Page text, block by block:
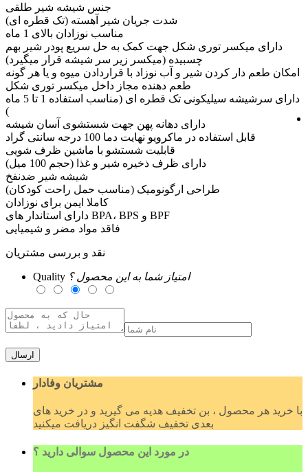
جنس شیشه شیر طلقی
شدت جریان شیر آهسته (تک قطره ای)
مناسب نوزادان بالای 1 ماه
دارای میکسر توری شکل جهت کمک به حل سریع پودر شیر بهم
چسبیده (میکسر زیر سر شیشه قرار میگیرد)
امکان طعم دار کردن شیر و آب نوزاد با قراردادن میوه و یا هر گونه
طعم دهنده مجاز داخل میکسر توری شکل
دارای سرشیشه سیلیکونی تک قطره ای (مناسب استفاده 1 تا 5 ماه
)
دارای دهانه پهن جهت شستشوی آسان شیشه
قابل استفاده در ماکرویو نهایت دما 100 درجه سانتی گراد
قابلیت شستشو با ماشین ظرف شویی
دارای ظرف ذخیره شیر و غذا (حجم 100 میل)
شیشه شیر ضدنفخ
طراحی ارگونومیک (مناسب حمل راحت کودکان)
کاملا ایمن برای نوزادان
دارای استاندار های BPA، BPS و BPF
فاقد مواد مضر و شیمیایی
نقد و بررسی مشتریان
Quality امتیاز شما به این محصول ؟
ارسال
مشتریان وفادار
با خرید هر محصول ، بن تخفیف هدیه می گیرید و در خرید های
بعدی تخفیف شگفت انگیز دریافت میکنید
در مورد این محصول سوالی دارید ؟